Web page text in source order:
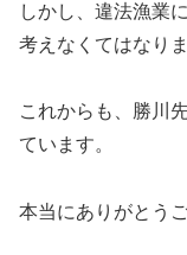
しかし、違法漁業
考えなくてはなり
これからも、勝川
ています。
本当にありがとう